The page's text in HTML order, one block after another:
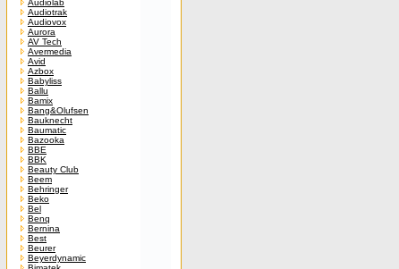
Audiolab
Audiotrak
Audiovox
Aurora
AV Tech
Avermedia
Avid
Azbox
Babyliss
Ballu
Bamix
Bang&Olufsen
Bauknecht
Baumatic
Bazooka
BBE
BBK
Beauty Club
Beem
Behringer
Beko
Bel
Benq
Bernina
Best
Beurer
Beyerdynamic